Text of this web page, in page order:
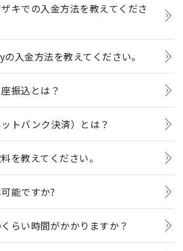
キでの入金方法を教えてくださ
の入金方法を教えてください。
振込とは？
トバンク決済）とは？
を教えてください。
能ですか?
らい時間がかかりますか？